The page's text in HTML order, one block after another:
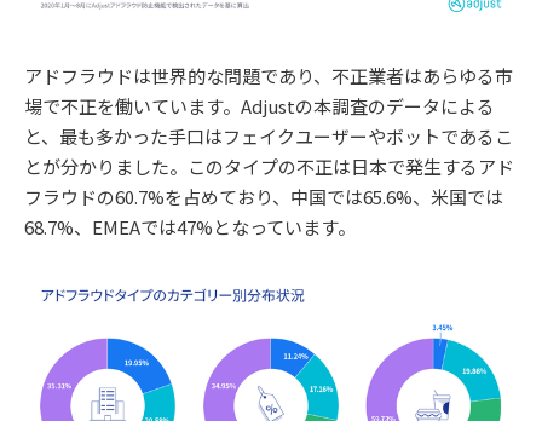
アドフラウドは世界的な問題であり、不正業者はあらゆる市
場で不正を働いています。Adjustの本調査のデータによる
と、最も多かった手口はフェイクユーザーやボットであるこ
とが分かりました。このタイプの不正は日本で発生するアド
フラウドの60.7%を占めており、中国では65.6%、米国では
68.7%、EMEAでは47%となっています。